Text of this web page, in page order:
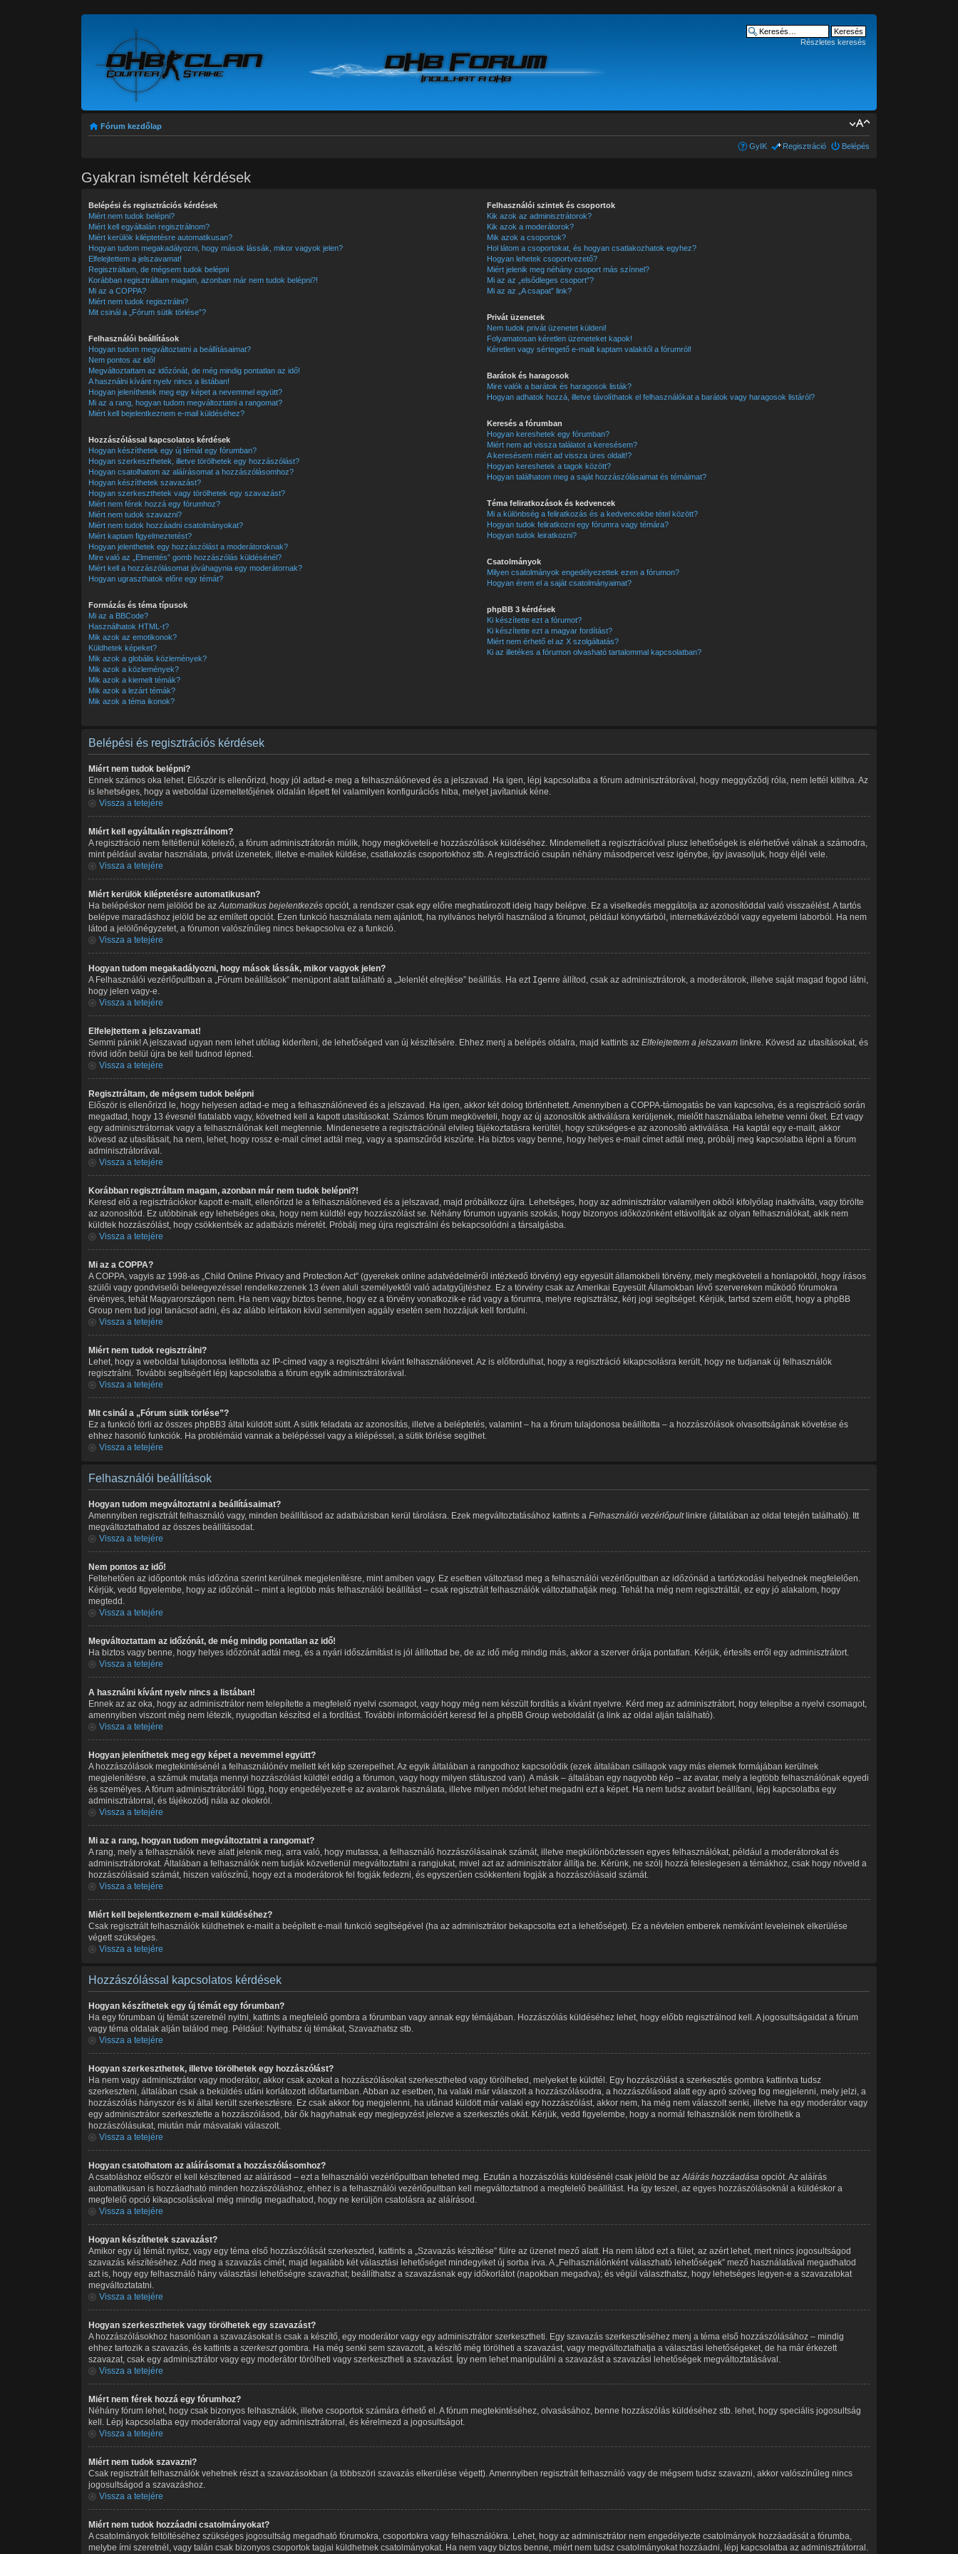
Részletes keresés
Fórum kezdőlap
GyIK Regisztráció Belépés
Gyakran ismételt kérdések
Belépési és regisztrációs kérdések
Miért nem tudok belépni?
Miért kell egyáltalán regisztrálnom?
Miért kerülök kiléptetésre automatikusan?
Hogyan tudom megakadályozni, hogy mások lássák, mikor vagyok jelen?
Elfelejtettem a jelszavamat!
Regisztráltam, de mégsem tudok belépni
Korábban regisztráltam magam, azonban már nem tudok belépni?!
Mi az a COPPA?
Miért nem tudok regisztrálni?
Mit csinál a „Fórum sütik törlése”?
Felhasználói beállítások
Hogyan tudom megváltoztatni a beállításaimat?
Nem pontos az idő!
Megváltoztattam az időzónát, de még mindig pontatlan az idő!
A használni kívánt nyelv nincs a listában!
Hogyan jeleníthetek meg egy képet a nevemmel együtt?
Mi az a rang, hogyan tudom megváltoztatni a rangomat?
Miért kell bejelentkeznem e-mail küldéséhez?
Hozzászólással kapcsolatos kérdések
Hogyan készíthetek egy új témát egy fórumban?
Hogyan szerkeszthetek, illetve törölhetek egy hozzászólást?
Hogyan csatolhatom az aláírásomat a hozzászólásomhoz?
Hogyan készíthetek szavazást?
Hogyan szerkeszthetek vagy törölhetek egy szavazást?
Miért nem férek hozzá egy fórumhoz?
Miért nem tudok szavazni?
Miért nem tudok hozzáadni csatolmányokat?
Miért kaptam figyelmeztetést?
Hogyan jelenthetek egy hozzászólást a moderátoroknak?
Mire való az „Elmentés” gomb hozzászólás küldésénél?
Miért kell a hozzászólásomat jóváhagynia egy moderátornak?
Hogyan ugraszthatok előre egy témát?
Formázás és téma típusok
Mi az a BBCode?
Használhatok HTML-t?
Mik azok az emotikonok?
Küldhetek képeket?
Mik azok a globális közlemények?
Mik azok a közlemények?
Mik azok a kiemelt témák?
Mik azok a lezárt témák?
Mik azok a téma ikonok?
Felhasználói szintek és csoportok
Kik azok az adminisztrátorok?
Kik azok a moderátorok?
Mik azok a csoportok?
Hol látom a csoportokat, és hogyan csatlakozhatok egyhez?
Hogyan lehetek csoportvezető?
Miért jelenik meg néhány csoport más színnel?
Mi az az „elsődleges csoport”?
Mi az az „A csapat” link?
Privát üzenetek
Nem tudok privát üzenetet küldeni!
Folyamatosan kéretlen üzeneteket kapok!
Kéretlen vagy sértegető e-mailt kaptam valakitől a fórumról!
Barátok és haragosok
Mire valók a barátok és haragosok listák?
Hogyan adhatok hozzá, illetve távolíthatok el felhasználókat a barátok vagy haragosok listáról?
Keresés a fórumban
Hogyan kereshetek egy fórumban?
Miért nem ad vissza találatot a keresésem?
A keresésem miért ad vissza üres oldalt!?
Hogyan kereshetek a tagok között?
Hogyan találhatom meg a saját hozzászólásaimat és témáimat?
Téma feliratkozások és kedvencek
Mi a különbség a feliratkozás és a kedvencekbe tétel között?
Hogyan tudok feliratkozni egy fórumra vagy témára?
Hogyan tudok leiratkozni?
Csatolmányok
Milyen csatolmányok engedélyezettek ezen a fórumon?
Hogyan érem el a saját csatolmányaimat?
phpBB 3 kérdések
Ki készítette ezt a fórumot?
Ki készítette ezt a magyar fordítást?
Miért nem érhető el az X szolgáltatás?
Ki az illetékes a fórumon olvasható tartalommal kapcsolatban?
Belépési és regisztrációs kérdések
Miért nem tudok belépni?
Ennek számos oka lehet. Először is ellenőrizd, hogy jól adtad-e meg a felhasználóneved és a jelszavad. Ha igen, lépj kapcsolatba a fórum adminisztrátorával, hogy meggyőződj róla, nem lettél kitiltva. Az
is lehetséges, hogy a weboldal üzemeltetőjének oldalán lépett fel valamilyen konfigurációs hiba, melyet javítaniuk kéne.
Vissza a tetejére
Miért kell egyáltalán regisztrálnom?
A regisztráció nem feltétlenül kötelező, a fórum adminisztrátorán múlik, hogy megköveteli-e hozzászólások küldéséhez. Mindemellett a regisztrációval plusz lehetőségek is elérhetővé válnak a számodra,
mint például avatar használata, privát üzenetek, illetve e-mailek küldése, csatlakozás csoportokhoz stb. A regisztráció csupán néhány másodpercet vesz igénybe, így javasoljuk, hogy éljél vele.
Vissza a tetejére
Miért kerülök kiléptetésre automatikusan?
Ha belépéskor nem jelölöd be azAutomatikus bejelentkezés opciót, a rendszer csak egy előre meghatározott ideig hagy belépve. Ez a viselkedés meggátolja az azonosítóddal való visszaélést. A tartós
belépve maradáshoz jelöld be az említett opciót. Ezen funkció használata nem ajánlott, ha nyilvános helyről használod a fórumot, például könyvtárból, internetkávézóból vagy egyetemi laborból. Ha nem
látod a jelölőnégyzetet, a fórumon valószínűleg nincs bekapcsolva ez a funkció.
Vissza a tetejére
Hogyan tudom megakadályozni, hogy mások lássák, mikor vagyok jelen?
A Felhasználói vezérlőpultban a „Fórum beállítások” menüpont alatt található a „Jelenlét elrejtése” beállítás. Ha ezt Igenre állítod, csak az adminisztrátorok, a moderátorok, illetve saját magad fogod látni,
hogy jelen vagy-e.
Vissza a tetejére
Elfelejtettem a jelszavamat!
Semmi pánik! A jelszavad ugyan nem lehet utólag kideríteni, de lehetőséged van új készítésére. Ehhez menj a belépés oldalra, majd kattints azElfelejtettem a jelszavam linkre. Kövesd az utasításokat, és
rövid időn belül újra be kell tudnod lépned.
Vissza a tetejére
Regisztráltam, de mégsem tudok belépni
Először is ellenőrizd le, hogy helyesen adtad-e meg a felhasználóneved és a jelszavad. Ha igen, akkor két dolog történhetett. Amennyiben a COPPA-támogatás be van kapcsolva, és a regisztráció során
megadtad, hogy 13 évesnél fiatalabb vagy, követned kell a kapott utasításokat. Számos fórum megköveteli, hogy az új azonosítók aktiválásra kerüljenek, mielőtt használatba lehetne venni őket. Ezt vagy
egy adminisztrátornak vagy a felhasználónak kell megtennie. Mindenesetre a regisztrációnál elvileg tájékoztatásra kerültél, hogy szükséges-e az azonosító aktiválása. Ha kaptál egy e-mailt, akkor
kövesd az utasításait, ha nem, lehet, hogy rossz e-mail címet adtál meg, vagy a spamszűrőd kiszűrte. Ha biztos vagy benne, hogy helyes e-mail címet adtál meg, próbálj meg kapcsolatba lépni a fórum
adminisztrátorával.
Vissza a tetejére
Korábban regisztráltam magam, azonban már nem tudok belépni?!
Keresd elő a regisztrációkor kapott e-mailt, ellenőrizd le a felhasználóneved és a jelszavad, majd próbálkozz újra. Lehetséges, hogy az adminisztrátor valamilyen okból kifolyólag inaktiválta, vagy törölte
az azonosítód. Ez utóbbinak egy lehetséges oka, hogy nem küldtél egy hozzászólást se. Néhány fórumon ugyanis szokás, hogy bizonyos időközönként eltávolítják az olyan felhasználókat, akik nem
küldtek hozzászólást, hogy csökkentsék az adatbázis méretét. Próbálj meg újra regisztrálni és bekapcsolódni a társalgásba.
Vissza a tetejére
Mi az a COPPA?
A COPPA, vagyis az 1998-as „Child Online Privacy and Protection Act” (gyerekek online adatvédelméről intézkedő törvény) egy egyesült államokbeli törvény, mely megköveteli a honlapoktól, hogy írásos
szülői vagy gondviselői beleegyezéssel rendelkezzenek 13 éven aluli személyektől való adatgyűjtéshez. Ez a törvény csak az Amerikai Egyesült Államokban lévő szervereken működő fórumokra
érvényes, tehát Magyarországon nem. Ha nem vagy biztos benne, hogy ez a törvény vonatkozik-e rád vagy a fórumra, melyre regisztrálsz, kérj jogi segítséget. Kérjük, tartsd szem előtt, hogy a phpBB
Group nem tud jogi tanácsot adni, és az alább leírtakon kívül semmilyen aggály esetén sem hozzájuk kell fordulni.
Vissza a tetejére
Miért nem tudok regisztrálni?
Lehet, hogy a weboldal tulajdonosa letiltotta az IP-címed vagy a regisztrálni kívánt felhasználónevet. Az is előfordulhat, hogy a regisztráció kikapcsolásra került, hogy ne tudjanak új felhasználók
regisztrálni. További segítségért lépj kapcsolatba a fórum egyik adminisztrátorával.
Vissza a tetejére
Mit csinál a „Fórum sütik törlése”?
Ez a funkció törli az összes phpBB3 által küldött sütit. A sütik feladata az azonosítás, illetve a beléptetés, valamint – ha a fórum tulajdonosa beállította – a hozzászólások olvasottságának követése és
ehhez hasonló funkciók. Ha problémáid vannak a belépéssel vagy a kilépéssel, a sütik törlése segíthet.
Vissza a tetejére
Felhasználói beállítások
Hogyan tudom megváltoztatni a beállításaimat?
Amennyiben regisztrált felhasználó vagy, minden beállításod az adatbázisban kerül tárolásra. Ezek megváltoztatásához kattints aFelhasználói vezérlőpultlinkre (általában az oldal tetején található). Itt
megváltoztathatod az összes beállításodat.
Vissza a tetejére
Nem pontos az idő!
Feltehetően az időpontok más időzóna szerint kerülnek megjelenítésre, mint amiben vagy. Ez esetben változtasd meg a felhasználói vezérlőpultban az időzónád a tartózkodási helyednek megfelelően.
Kérjük, vedd figyelembe, hogy az időzónát – mint a legtöbb más felhasználói beállítást – csak regisztrált felhasználók változtathatják meg. Tehát ha még nem regisztráltál, ez egy jó alakalom, hogy
megtedd.
Vissza a tetejére
Megváltoztattam az időzónát, de még mindig pontatlan az idő!
Ha biztos vagy benne, hogy helyes időzónát adtál meg, és a nyári időszámítást is jól állítottad be, de az idő még mindig más, akkor a szerver órája pontatlan. Kérjük, értesíts erről egy adminisztrátort.
Vissza a tetejére
A használni kívánt nyelv nincs a listában!
Ennek az az oka, hogy az adminisztrátor nem telepítette a megfelelő nyelvi csomagot, vagy hogy még nem készült fordítás a kívánt nyelvre. Kérd meg az adminisztrátort, hogy telepítse a nyelvi csomagot,
amennyiben viszont még nem létezik, nyugodtan készítsd el a fordítást. További információért keresd fel a phpBB Group weboldalát (a link az oldal alján található).
Vissza a tetejére
Hogyan jeleníthetek meg egy képet a nevemmel együtt?
A hozzászólások megtekintésénél a felhasználónév mellett két kép szerepelhet. Az egyik általában a rangodhoz kapcsolódik (ezek általában csillagok vagy más elemek formájában kerülnek
megjelenítésre, a számuk mutatja mennyi hozzászólást küldtél eddig a fórumon, vagy hogy milyen státuszod van). A másik – általában egy nagyobb kép – az avatar, mely a legtöbb felhasználónak egyedi
és személyes. A fórum adminisztrátorától függ, hogy engedélyezett-e az avatarok használata, illetve milyen módot lehet megadni ezt a képet. Ha nem tudsz avatart beállítani, lépj kapcsolatba egy
adminisztrátorral, és tájékozódj nála az okokról.
Vissza a tetejére
Mi az a rang, hogyan tudom megváltoztatni a rangomat?
A rang, mely a felhasználók neve alatt jelenik meg, arra való, hogy mutassa, a felhasználó hozzászólásainak számát, illetve megkülönböztessen egyes felhasználókat, például a moderátorokat és
adminisztrátorokat. Általában a felhasználók nem tudják közvetlenül megváltoztatni a rangjukat, mivel azt az adminisztrátor állítja be. Kérünk, ne szólj hozzá feleslegesen a témákhoz, csak hogy növeld a
hozzászólásaid számát, hiszen valószínű, hogy ezt a moderátorok fel fogják fedezni, és egyszerűen csökkenteni fogják a hozzászólásaid számát.
Vissza a tetejére
Miért kell bejelentkeznem e-mail küldéséhez?
Csak regisztrált felhasználók küldhetnek e-mailt a beépített e-mail funkció segítségével (ha az adminisztrátor bekapcsolta ezt a lehetőséget). Ez a névtelen emberek nemkívánt leveleinek elkerülése
végett szükséges.
Vissza a tetejére
Hozzászólással kapcsolatos kérdések
Hogyan készíthetek egy új témát egy fórumban?
Ha egy fórumban új témát szeretnél nyitni, kattints a megfelelő gombra a fórumban vagy annak egy témájában. Hozzászólás küldéséhez lehet, hogy előbb regisztrálnod kell. A jogosultságaidat a fórum
vagy téma oldalak alján találod meg. Például: Nyithatsz új témákat, Szavazhatsz stb.
Vissza a tetejére
Hogyan szerkeszthetek, illetve törölhetek egy hozzászólást?
Ha nem vagy adminisztrátor vagy moderátor, akkor csak azokat a hozzászólásokat szerkesztheted vagy törölheted, melyeket te küldtél. Egy hozzászólást a szerkesztés gombra kattintva tudsz
szerkeszteni, általában csak a beküldés utáni korlátozott időtartamban. Abban az esetben, ha valaki már válaszolt a hozzászólásodra, a hozzászólásod alatt egy apró szöveg fog megjelenni, mely jelzi, a
hozzászólás hányszor és ki által került szerkesztésre. Ez csak akkor fog megjelenni, ha utánad küldött már valaki egy hozzászólást, akkor nem, ha még nem válaszolt senki, illetve ha egy moderátor vagy
egy adminisztrátor szerkesztette a hozzászólásod, bár ők hagyhatnak egy megjegyzést jelezve a szerkesztés okát. Kérjük, vedd figyelembe, hogy a normál felhasználók nem törölhetik a
hozzászólásukat, miután már másvalaki válaszolt.
Vissza a tetejére
Hogyan csatolhatom az aláírásomat a hozzászólásomhoz?
A csatoláshoz először el kell készítened az aláírásod – ezt a felhasználói vezérlőpultban teheted meg. Ezután a hozzászólás küldésénél csak jelöld be azAláírás hozzáadása opciót. Az aláírás
automatikusan is hozzáadható minden hozzászóláshoz, ehhez is a felhasználói vezérlőpultban kell megváltoztatnod a megfelelő beállítást. Ha így teszel, az egyes hozzászólásoknál a küldéskor a
megfelelő opció kikapcsolásával még mindig megadhatod, hogy ne kerüljön csatolásra az aláírásod.
Vissza a tetejére
Hogyan készíthetek szavazást?
Amikor egy új témát nyitsz, vagy egy téma első hozzászólását szerkeszted, kattints a „Szavazás készítése” fülre az üzenet mező alatt. Ha nem látod ezt a fület, az azért lehet, mert nincs jogosultságod
szavazás készítéséhez. Add meg a szavazás címét, majd legalább két választási lehetőséget mindegyiket új sorba írva. A „Felhasználónként válaszható lehetőségek” mező használatával megadhatod
azt is, hogy egy felhasználó hány választási lehetőségre szavazhat; beállíthatsz a szavazásnak egy időkorlátot (napokban megadva); és végül választhatsz, hogy lehetséges legyen-e a szavazatokat
megváltoztatatni.
Vissza a tetejére
Hogyan szerkeszthetek vagy törölhetek egy szavazást?
A hozzászólásokhoz hasonlóan a szavazásokat is csak a készítő, egy moderátor vagy egy adminisztrátor szerkesztheti. Egy szavazás szerkesztéséhez menj a téma első hozzászólásához – mindig
ehhez tartozik a szavazás, és kattints aszerkesztgombra. Ha még senki sem szavazott, a készítő még törölheti a szavazást, vagy megváltoztathatja a választási lehetőségeket, de ha már érkezett
szavazat, csak egy adminisztrátor vagy egy moderátor törölheti vagy szerkesztheti a szavazást. Így nem lehet manipulálni a szavazást a szavazási lehetőségek megváltoztatásával.
Vissza a tetejére
Miért nem férek hozzá egy fórumhoz?
Néhány fórum lehet, hogy csak bizonyos felhasználók, illetve csoportok számára érhető el. A fórum megtekintéséhez, olvasásához, benne hozzászólás küldéséhez stb. lehet, hogy speciális jogosultság
kell. Lépj kapcsolatba egy moderátorral vagy egy adminisztrátorral, és kérelmezd a jogosultságot.
Vissza a tetejére
Miért nem tudok szavazni?
Csak regisztrált felhasználók vehetnek részt a szavazásokban (a többszöri szavazás elkerülése végett). Amennyiben regisztrált felhasználó vagy de mégsem tudsz szavazni, akkor valószínűleg nincs
jogosultságod a szavazáshoz.
Vissza a tetejére
Miért nem tudok hozzáadni csatolmányokat?
A csatolmányok feltöltéséhez szükséges jogosultság megadható fórumokra, csoportokra vagy felhasználókra. Lehet, hogy az adminisztrátor nem engedélyezte csatolmányok hozzáadását a fórumba,
melybe írni szeretnél, vagy talán csak bizonyos csoportok tagjai küldhetnek csatolmányokat. Ha nem vagy biztos benne, miért nem tudsz csatolmányokat hozzáadni, lépj kapcsolatba az adminisztrátorral.